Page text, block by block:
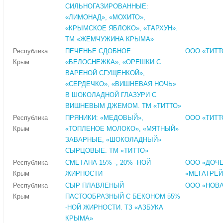
СИЛЬНОГАЗИРОВАННЫЕ:
«ЛИМОНАД», «МОХИТО»,
«КРЫМСКОЕ ЯБЛОКО», «ТАРХУН».
ТМ «ЖЕМЧУЖИНА КРЫМА»
Республика
Крым
ПЕЧЕНЬЕ СДОБНОЕ:
«БЕЛОСНЕЖКА», «ОРЕШКИ С
ВАРЕНОЙ СГУЩЕНКОЙ»,
«СЕРДЕЧКО», «ВИШНЕВАЯ НОЧЬ»
В ШОКОЛАДНОЙ ГЛАЗУРИ С
ВИШНЕВЫМ ДЖЕМОМ. ТМ «ТИТТО»
ООО
Республика
Крым
ПРЯНИКИ: «МЕДОВЫЙ»,
«ТОПЛЕНОЕ МОЛОКО», «МЯТНЫЙ»
ЗАВАРНЫЕ, «ШОКОЛАДНЫЙ»
СЫРЦОВЫЕ. ТМ «ТИТТО»
ООО
Республика
Крым
СМЕТАНА 15% -, 20% -НОЙ
ЖИРНОСТИ
ООО
Республика
Крым
СЫР ПЛАВЛЕНЫЙ
ПАСТООБРАЗНЫЙ С БЕКОНОМ 55%
-НОЙ ЖИРНОСТИ. ТЗ «АЗБУКА
КРЫМА»
ООО